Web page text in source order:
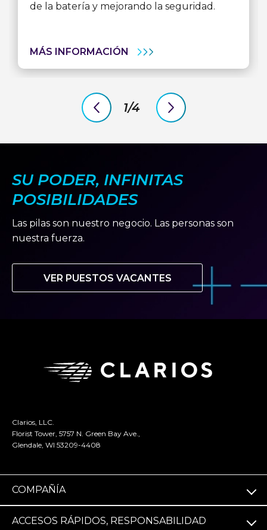
de la batería y mejorando la seguridad.
MÁS INFORMACIÓN SUPERCAPACITORES
previous
slide
1/4
next
slide
SU PODER, INFINITAS
POSIBILIDADES
Las pilas son nuestro negocio. Las personas son
nuestra fuerza.
VER PUESTOS VACANTES
Clarios, LLC.
Florist Tower, 5757 N. Green Bay Ave.,
Glendale, WI 53209-4408
COMPAÑÍA
ACCESOS RÁPIDOS, RESPONSABILIDAD